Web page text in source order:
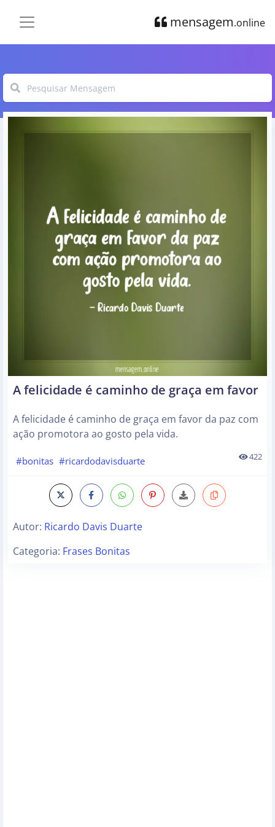
mensagem.online
A felicidade é caminho de graça em favor
A felicidade é caminho de graça em favor da paz com
ação promotora ao gosto pela vida.
#bonitas #ricardodavisduarte 422
Autor: Ricardo Davis Duarte
Categoria: Frases Bonitas